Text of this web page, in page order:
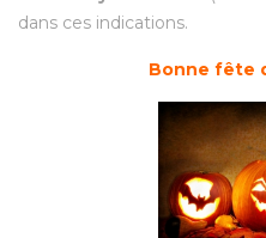
dans ces indications.
Bonne fête